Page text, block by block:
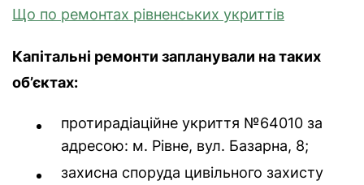
Що по ремонтах рівненських укриттів
Капітальні ремонти запланували на таких
об’єктах:
протирадіаційне укриття №64010 за
адресою: м. Рівне, вул. Базарна, 8;
захисна споруда цивільного захисту